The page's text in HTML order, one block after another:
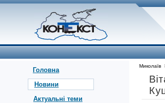
Головна
Новини
Актуальні теми
Миколаїв